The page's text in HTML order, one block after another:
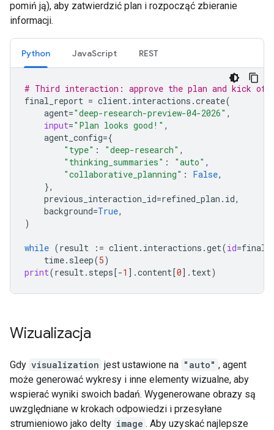
pomiń ją), aby zatwierdzić plan i rozpocząć zbieranie
informacji.
Python JavaScript REST
# Third interaction: approve the plan and kick off
final_report = client. interactions .create(
agent="deep-research-preview-04-2026" ,
input="Plan looks good!" ,
agent_config={
"type" : "deep-research" ,
"thinking_summaries" : "auto" ,
"collaborative_planning" : False,
},
previous_interaction_id=refined_plan . id,
background=True,
)
while (result := client. interactions .get(id=
time. sleep(5)
print(result. steps[-1 ] .content[0] . text)
Wizualizacja
Gdy visualization jest ustawione na "auto" , agent
może generować wykresy i inne elementy wizualne, aby
wspierać wyniki swoich badań. Wygenerowane obrazy są
uwzględniane w krokach odpowiedzi i przesyłane
strumieniowo jako delty image . Aby uzyskać najlepsze